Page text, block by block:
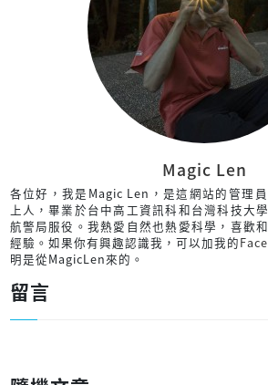
Magic Len
各位好，我是Magic Len，是這網站的管理
上人，畢業於台中高工資訊科和台灣科技大
航警局服役。我熱愛自然也熱愛科學，喜歡
經驗。如果你有興趣認識我，可以加我的
明是從MagicLen來的。
留言